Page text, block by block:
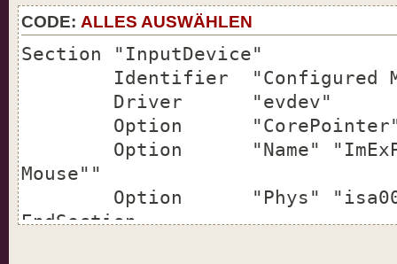
CODE: ALLES AUSWÄHLEN
Section "InputDevice"
Identifier "Configured
Driver "evdev"
Option
Option "Name" "ImExPS/
Mouse""
Option "Phys"
EndSection